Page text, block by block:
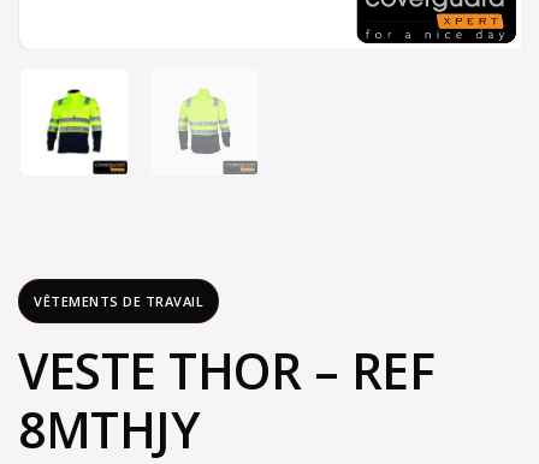
VÊTEMENTS DE TRAVAIL
VESTE THOR – REF
8MTHJY